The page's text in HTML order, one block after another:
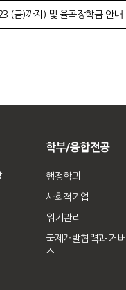
금)까지) 및 율곡장학금 안내
학부/융합전공
행정학과
사회적기업
위기관리
국제개발협력과 거
스